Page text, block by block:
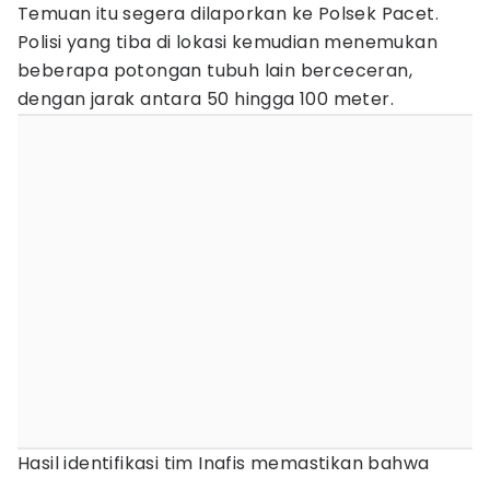
Temuan itu segera dilaporkan ke Polsek Pacet.
Polisi yang tiba di lokasi kemudian menemukan
beberapa potongan tubuh lain berceceran,
dengan jarak antara 50 hingga 100 meter.
Hasil identifikasi tim Inafis memastikan bahwa